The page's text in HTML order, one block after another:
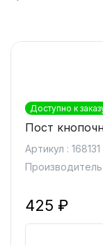
Доступно к
Пост
Артикул : 168131
Производитель
425 ₽